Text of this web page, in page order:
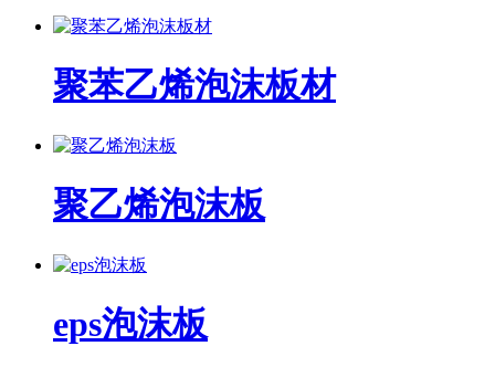
聚苯乙烯泡沫板材
聚乙烯泡沫板
eps泡沫板